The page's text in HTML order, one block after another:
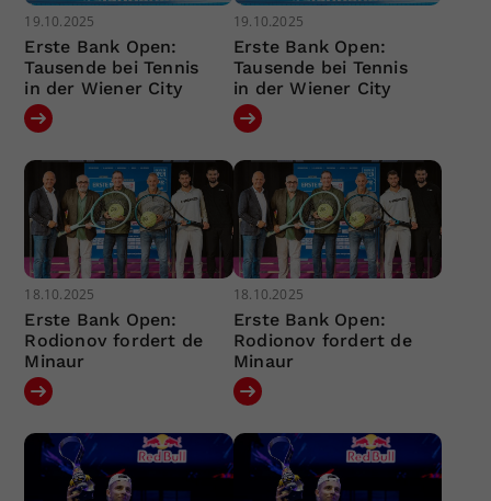
19.10.2025
Erste Bank Open:
Tausende bei Tennis
in der Wiener City
19.10.2025
Erste Bank Open:
Tausende bei Tennis
in der Wiener City
18.10.2025
Erste Bank Open:
Rodionov fordert de
Minaur
18.10.2025
Erste Bank Open:
Rodionov fordert de
Minaur